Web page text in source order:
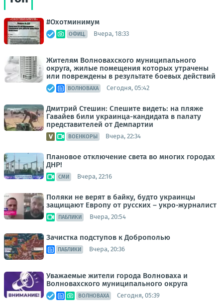
#Охотминимум
ОФИЦ. Вчера, 18:33
Жителям Волновахского муниципального
округа, жилые помещения которых утрачены
или повреждены в результате боевых действий
ВОЛНОВАХА Сегодня, 05:42
Дмитрий Стешин: Спешите видеть: на пляже
Гавайев били украинца-кандидата в палату
представителей от Демпартии
ВОЕНКОРЫ Вчера, 22:34
Плановое отключение света во многих городах
ДНР!
СМИ Вчера, 22:16
Поляки не верят в байку, будто украинцы
защищают Европу от русских – укро-журналист
ПАБЛИКИ Вчера, 20:54
Зачистка подступов к Доброполью
ПАБЛИКИ Вчера, 20:36
Уважаемые жители города Волноваха и
Волновахского муниципального округа
ВОЛНОВАХА Сегодня, 05:39